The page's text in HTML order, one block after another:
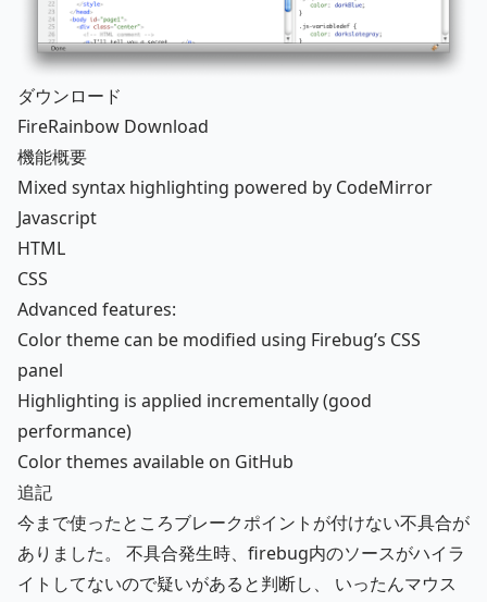
ダウンロード
FireRainbow Download
機能概要
Mixed syntax highlighting powered by CodeMirror
Javascript
HTML
CSS
Advanced features:
Color theme can be modified using Firebug’s CSS
panel
Highlighting is applied incrementally (good
performance)
Color themes available on GitHub
追記
今まで使ったところブレークポイントが付けない不具合が
ありました。 不具合発生時、firebug内のソースがハイラ
イトしてないので疑いがあると判断し、 いったんマウス